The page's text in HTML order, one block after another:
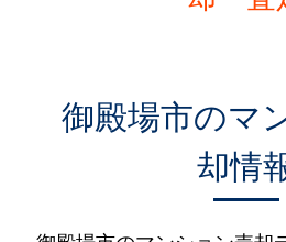
御殿場市のマ
却情